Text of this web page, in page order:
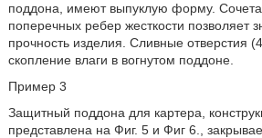
поддона, имеют выпуклую форму.
поперечных ребер жесткости позволяет
прочность изделия. Сливные отверстия
скопление влаги в вогнутом поддоне.
Пример 3
Защитный поддона для картера,
представлена на Фиг. 5 и Фиг 6.,